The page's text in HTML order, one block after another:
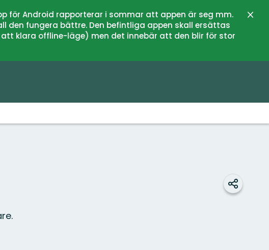
för Android rapporterar i sommar att appen är seg mm.
den fungera bättre. Den befintliga appen skall ersättas
klara offline-läge) men det innebär att den blir för stor
Dela